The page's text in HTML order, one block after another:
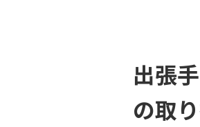
出張
の取